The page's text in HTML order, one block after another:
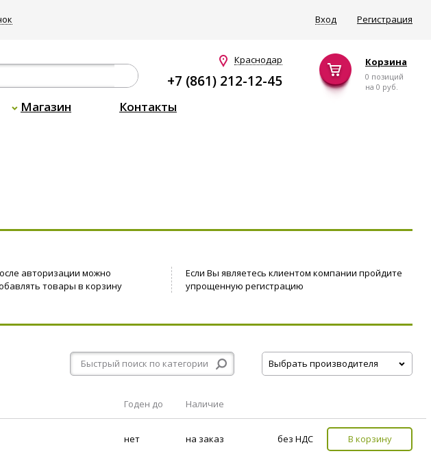
Вход Регистрация
Краснодар
+7 (861) 212-12-45
Магазин Контакты
Корзина
0 позиций
на 0 руб.
авторизации можно
товары в корзину
Если Вы являетесь клиентом компании пройдите
упрощенную регистрацию
Выбрать производителя
Годен до Наличие
нет на заказ без НДС В корзину